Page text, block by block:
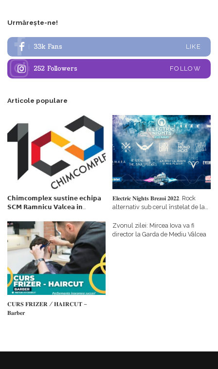
Urmărește-ne!
33k Fans LIKE
252 Followers FOLLOW
Articole populare
𝗖𝗵𝗶𝗺𝗰𝗼𝗺𝗽𝗹𝗲𝘅 𝘀𝘂𝘀𝘁𝗶𝗻𝗲 𝗲𝗰𝗵𝗶𝗽𝗮
𝗦𝗖𝗠 𝗥𝗮𝗺𝗻𝗶𝗰𝘂 𝗩𝗮𝗹𝗰𝗲𝗮 𝗶𝗻
𝗳𝗶𝗻𝗮𝗻𝘁𝗮𝘁𝗼𝗿
𝐄𝐥𝐞𝐜𝐭𝐫𝐢𝐜 𝐍𝐢𝐠𝐡𝐭𝐬 𝐁𝐫𝐞𝐳𝐨𝐢 𝟐𝟎𝟐𝟐. Rock
alternativ sub cerul înstelat de la
𝐂𝐔𝐑𝐒 𝐅𝐑𝐈𝐙𝐄𝐑 / 𝐇𝐀𝐈𝐑𝐂𝐔𝐓 –
𝐁𝐚𝐫𝐛𝐞𝐫
Zvonul zilei: Mircea Iova va fi
director la Garda de Mediu Vâlcea